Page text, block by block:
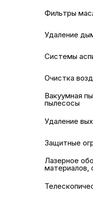
Фильтры
Удаление
Системы
Очистка
Вакуумная
пылесосы
Удаление
Защитные
Лазерное
материалов,